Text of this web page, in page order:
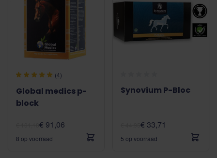
(4)
Global medics p-
block
€ 91,06
8 op voorraad
Synovium P-Bloc
€ 33,71
5 op voorraad